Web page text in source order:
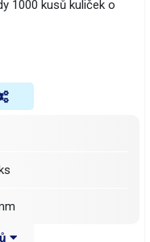
1000 kusů kuliček o